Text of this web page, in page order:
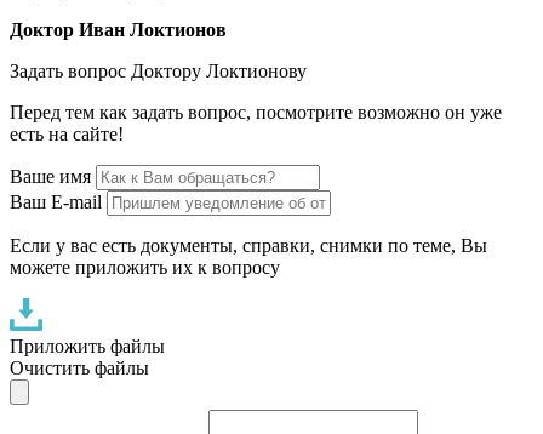
Доктор Иван Локтионов
Задать вопрос Доктору Локтионову
Перед тем как задать вопрос, посмотрите возможно он уже
есть на сайте!
Ваше имя
Ваш E-mail
Если у вас есть документы, справки, снимки по теме, Вы
можете приложить их к вопросу
Приложить файлы
Очистить файлы